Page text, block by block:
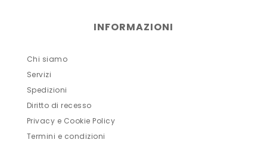
INFORMAZIONI
Chi siamo
Servizi
Spedizioni
Diritto di recesso
Privacy e Cookie Policy
Termini e condizioni